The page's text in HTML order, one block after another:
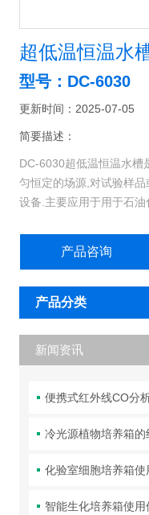
超低温恒温水
型号：DC-6030
更新时间：2025-07-05
简要描述：
DC-6030超低温恒温水槽
匀恒定的场源,对试验样
设备.主要应用于用于石
产品咨询
产品分类
新闻资讯
便携式红外线CO分
冷光源植物培养箱
化验室细胞培养箱
智能生化培养箱使用